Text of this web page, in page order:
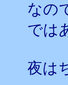
なの
では
夜は